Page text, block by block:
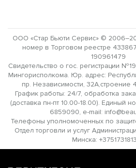
ООО «Стар Бьюти Сервис» ©
номер в Торговом реестре 433867
190961479
Свидетельство о гос. регистрации
Мингорисполкома. Юр. адрес:
пр. Независимости, 32А,строение
График работы: 24/7, обработка
(доставка пн-пт 10.00-18.00). Единый
6859090, e-mail:
Телефоны уполномоченных по
Отдел торговли и услуг
Минска: